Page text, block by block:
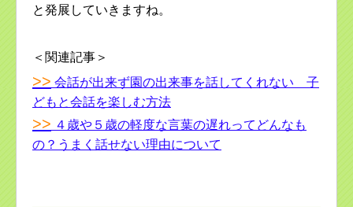
と発展していきますね。
＜関連記事＞
>> 会話が出来ず園の出来事を話してくれない 子
どもと会話を楽しむ方法
>> ４歳や５歳の軽度な言葉の遅れってどんなも
の？うまく話せない理由について